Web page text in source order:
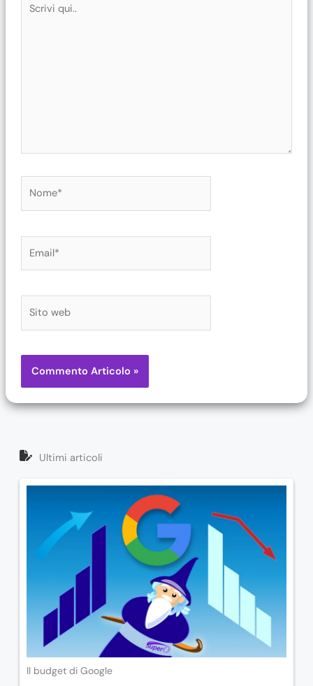
Ultimi articoli
Il budget di Google